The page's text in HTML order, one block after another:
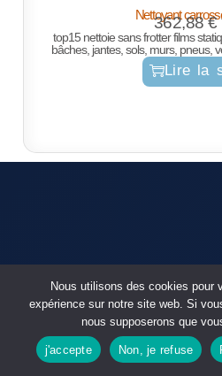
Nettoyant
362,88€
top15 nettoie sans frotter films
bâches, jantes, sols, murs, pneus,
Lire la
Boutique
O
S
O
D
E
N
TI
É
S
A
Nous utilisons des cookies pour
expérience sur notre site web. Si
nous supposerons que
j'accepte Non, je refuse